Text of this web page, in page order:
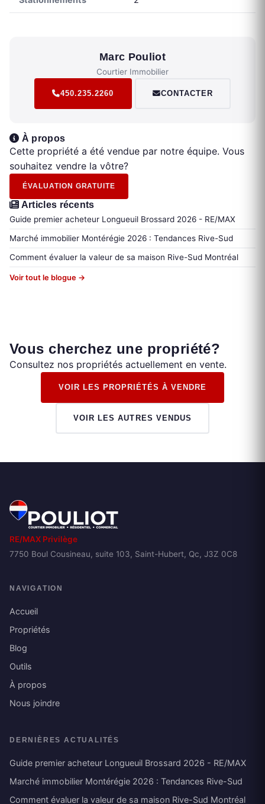
Marc Pouliot
Courtier Immobilier
450.235.2260 CONTACTER
À propos
Cette propriété a été vendue par notre équipe. Vous
souhaitez vendre la vôtre?
ÉVALUATION GRATUITE
Articles récents
Guide premier acheteur Longueuil Brossard 2026 - RE/MAX
Marché immobilier Montérégie 2026 : Tendances Rive-Sud
Comment évaluer la valeur de sa maison Rive-Sud Montréal
Voir tout le blogue →
Vous cherchez une propriété?
Consultez nos propriétés actuellement en vente.
VOIR LES PROPRIÉTÉS À VENDRE
VOIR LES AUTRES VENDUS
RE/MAX Privilège
7750 Boul Cousineau, suite 103, Saint-Hubert, Qc, J3Z 0C8
NAVIGATION
Accueil
Propriétés
Blog
Outils
À propos
Nous joindre
DERNIÈRES ACTUALITÉS
Guide premier acheteur Longueuil Brossard 2026 - RE/MAX
Marché immobilier Montérégie 2026 : Tendances Rive-Sud
Comment évaluer la valeur de sa maison Rive-Sud Montréal